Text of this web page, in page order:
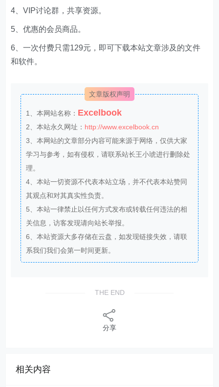
4、VIP讨论群，共享资源。
5、优惠的会员商品。
6、一次付费只需129元，即可下载本站文章涉及的文件
和软件。
文章版权声明
1、本网站名称： Excelbook
2、本站永久网址： http://www.excelbook.cn
3、本网站的文章部分内容可能来源于网络，仅供大家
学习与参考，如有侵权，请联系站长王小琥进行删除处
理。
4、本站一切资源不代表本站立场，并不代表本站赞同
其观点和对其真实性负责。
5、本站一律禁止以任何方式发布或转载任何违法的相
关信息，访客发现请向站长举报。
6、本站资源大多存储在云盘，如发现链接失效，请联
系我们我们会第一时间更新。
THE END
分享
相关内容